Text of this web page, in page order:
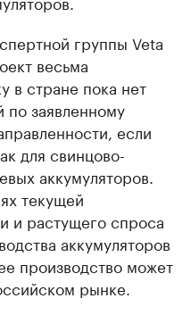
группы Veta
весьма
в стране пока нет
по заявленному
если
для свинцово-
аккумуляторов.
текущей
и растущего спроса
аккумуляторов
производство может
рынке.